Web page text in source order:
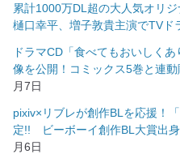
累計1000万DL超の大人気オリ
樋口幸平、増子敦貴主演でTVド
ドラマCD「食べてもおいしく
像を公開！コミックス5巻と連
月7日
pixiv×リブレが創作BLを応援！
定!! ビーボーイ創作BL大賞出身
月6日